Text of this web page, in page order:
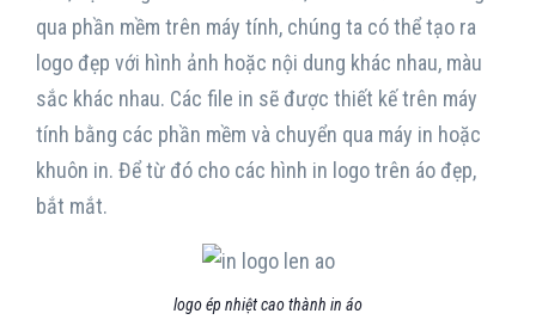
qua phần mềm trên máy tính, chúng ta có thể tạo ra
logo đẹp với hình ảnh hoặc nội dung khác nhau, màu
sắc khác nhau. Các file in sẽ được thiết kế trên máy
tính bằng các phần mềm và chuyển qua máy in hoặc
khuôn in. Để từ đó cho các hình in logo trên áo đẹp,
bắt mắt.
logo ép nhiệt cao thành in áo